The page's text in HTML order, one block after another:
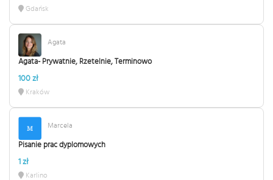
Gdańsk
Agata
Agata- Prywatnie, Rzetelnie, Terminowo
100 zł
Kraków
Marcela
Pisanie prac dyplomowych
1 zł
Karlino